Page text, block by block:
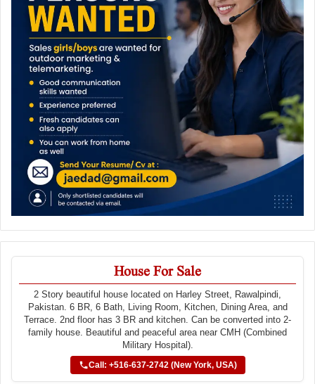
House For Sale
2 Story beautiful house located on Harley Street, Rawalpindi,
Pakistan. 6 BR, 6 Bath, Living Room, Kitchen, Dining Area, and
Terrace. 2nd floor has 3 BR and kitchen. Can be converted into 2-
family house. Beautiful and peaceful area near CMH (Combined
Military Hospital).
Call: +516-637-2742 (New York, USA)